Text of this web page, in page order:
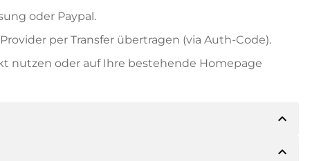
oder Paypal.
per Transfer übertragen (via Auth-Code).
nutzen oder auf Ihre bestehende Homepage
expand_less
der Zahlung mitteilen. Der Inhaber wird Ihnen
expand_less